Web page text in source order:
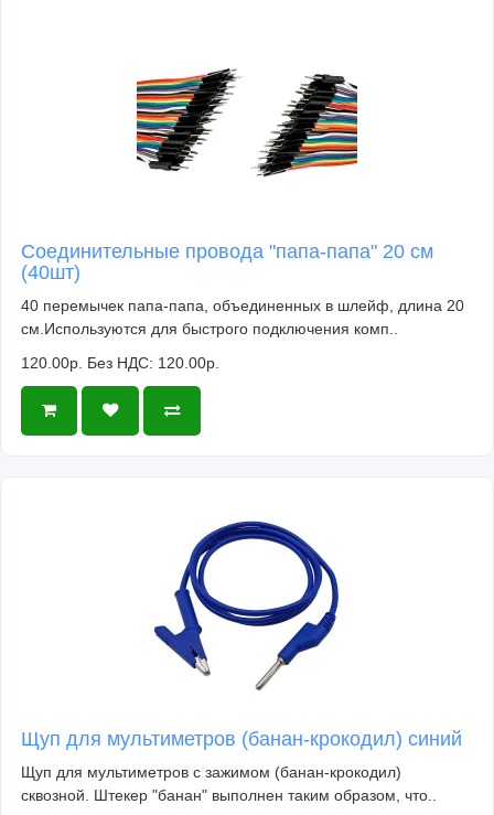
Соединительные провода "папа-папа" 20 см
(40шт)
40 перемычек папа-папа, объединенных в шлейф, длина 20
см.Используются для быстрого подключения комп..
120.00р. Без НДС: 120.00р.
Щуп для мультиметров (банан-крокодил) синий
Щуп для мультиметров с зажимом (банан-крокодил)
сквозной. Штекер "банан" выполнен таким образом, что..